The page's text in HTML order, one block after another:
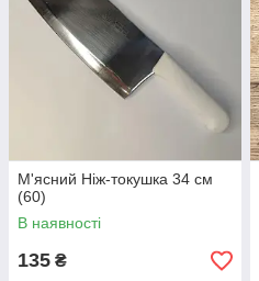
М'ясний Ніж-токушка 34 см
(60)
В наявності
135 ₴